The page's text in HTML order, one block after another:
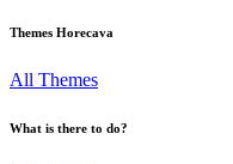
Themes Horecava
All Themes
What is there to do?